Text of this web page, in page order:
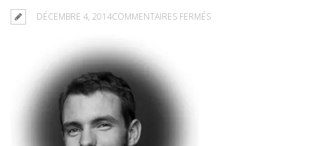
DÉCEMBRE 4, 2014COMMENTAIRES FERMÉSSUR